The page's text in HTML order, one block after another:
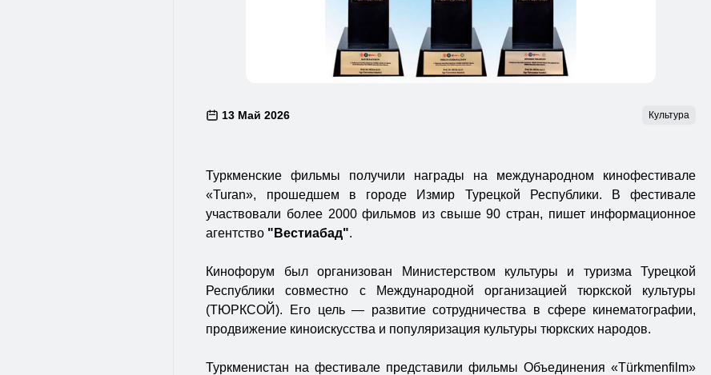
13 Май 2026 Культура
Туркменские фильмы получили награды на международном кинофестивале
«Turan», прошедшем в городе Измир Турецкой Республики. В фестивале
участвовали более 2000 фильмов из свыше 90 стран, пишет информационное
агентство "Вестиабад".
Кинофорум был организован Министерством культуры и туризма Турецкой
Республики совместно с Международной организацией тюркской культуры
(ТЮРКСОЙ). Его цель — развитие сотрудничества в сфере кинематографии,
продвижение киноискусства и популяризация культуры тюркских народов.
Туркменистан на фестивале представили фильмы Объединения «Türkmenfilm»